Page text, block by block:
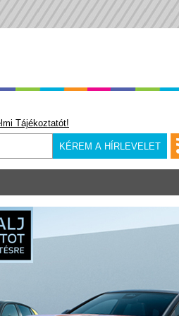
Tájékoztatót!